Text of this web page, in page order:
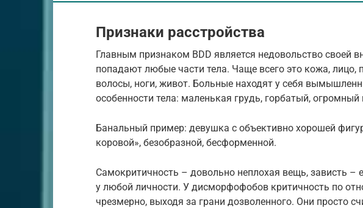
Признаки расстройства
Главным признаком BDD является недовольство своей
попадают любые части тела. Чаще всего это кожа, лицо,
волосы, ноги, живот. Больные находят у себя
особенности тела: маленькая грудь, горбатый, огромный
Банальный пример: девушка с объективно хорошей
коровой», безобразной, бесформенной.
Самокритичность – довольно неплохая вещь, зависть –
у любой личности. У дисморфофобов критичность по
чрезмерно, выходя за грани дозволенного. Они просто